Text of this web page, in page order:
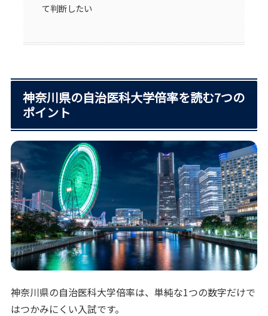
て判断したい
神奈川県の自治医科大学倍率を読む7つの
ポイント
神奈川県の自治医科大学倍率は、単純な1つの数字だけで
はつかみにくい入試です。